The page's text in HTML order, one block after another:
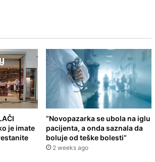
je imate
“Novopazarka se ubola na iglu
pacijenta, a onda saznala da
boluje od teške bolesti“
2 weeks ago